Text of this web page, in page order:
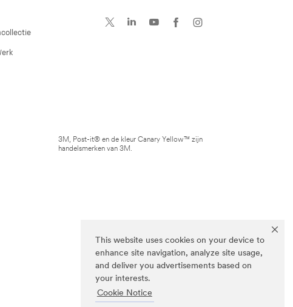
This website uses cookies on your device to
enhance site navigation, analyze site usage,
and deliver you advertisements based on
your interests.
Cookie Notice
3M, Post-it® en de kleur Canary Yellow™ zijn
handelsmerken van 3M.